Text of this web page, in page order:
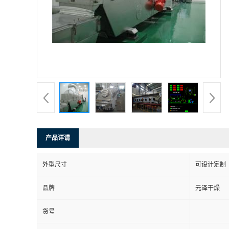
产品详请
外型尺寸 可设计定制
品牌 元泽干燥
货号